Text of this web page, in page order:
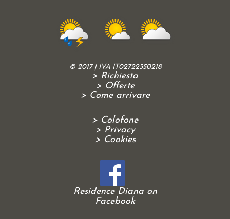
© 2017 | IVA IT02722350218
> Richiesta
> Offerte
> Come arrivare
> Colofone
> Privacy
> Cookies
Residence Diana on
Facebook